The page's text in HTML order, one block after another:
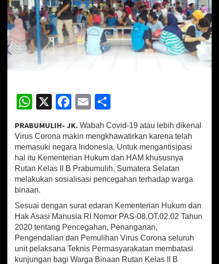
I
r
a
i
h
e
m
b
a
t
a
s
u
n
j
u
n
g
W
at
sA
p
p
X
Fa
ce
b
o
o
k
E
m
ai
l
h
ar
e
PRABUMULIH- JK. Wabah Covid-19 atau lebih dikenal
Virus Corona makin mengkhawatirkan karena telah
memasuki negara Indonesia. Untuk mengantisipasi
hal itu Kementerian Hukum dan HAM khususnya
Rutan Kelas II B Prabumulih, Sumatera Selatan
melakukan sosialisasi pencegahan terhadap warga
binaan.
Sesuai dengan surat edaran Kementerian Hukum dan
Hak Asasi Manusia RI Nomor PAS-08.OT.02.02 Tahun
2020 tentang Pencegahan, Penanganan,
Pengendalian dan Pemulihan Virus Corona seluruh
unit pelaksana Teknis Permasyarakatan membatasi
kunjungan bagi Warga Binaan Rutan Kelas II B